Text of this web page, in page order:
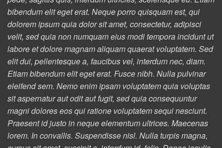
bibendum elit eget erat. Neque porro quisquam est, qui
dolorem ipsum quia dolor sit amet, consectetur, adipisci
velit, sed quia non numquam eius modi tempora incidunt ut
labore et dolore magnam aliquam quaerat voluptatem. Sed
elit dui, pellentesque a, faucibus vel, interdum nec, diam.
Etiam bibendum elit eget erat. Fusce nibh. Nulla pulvinar
eleifend sem. Nemo enim ipsam voluptatem quia voluptas
sit aspernatur aut odit aut fugit, sed quia consequuntur
magni dolores eos qui ratione voluptatem sequi nesciunt.
Praesent id justo in neque elementum ultrices. Maecenas
lorem. In convallis. Suspendisse nisl. Nulla turpis magna,